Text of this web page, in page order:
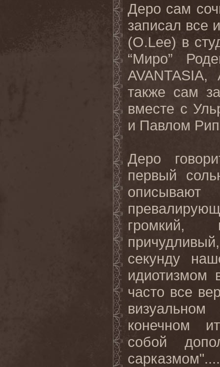
Деро сам
записал все
(O.Lee) в
“Миро”
также сам
вместе с
и Павлом
Деро
первый
громкий,
секунду
идиотизмом
часто все
конечном
собой